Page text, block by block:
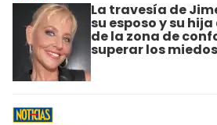
La travesía de
su esposo y su
de la zona de
superar los